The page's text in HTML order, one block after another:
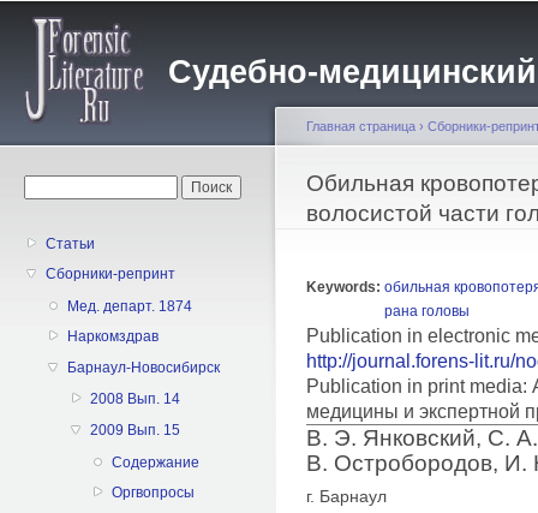
Судебно-
Статьи
Сборники-репринт
Мед. департ. 1874
Наркомздрав
Барнаул-Новосибирск
2008 Вып. 14
2009 Вып. 15
Содержание
Оргвопросы
Вы здесь
Главная страница › Сборники-
Обильная
волосистой части
Keywords: обильная
рана головы
Publication in electronic
http://journal.forens-lit.ru/
Publication in print media:
медицины и экспертной
В. Э. Янковский, С.
В. Остробородов, И.
г. Барнаул